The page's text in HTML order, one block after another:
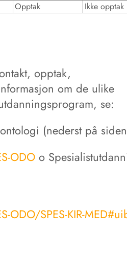
Opptak Ikke opptak
opptak,
om de ulike
se:
(nederst på
ODO o
SPES-KIR-